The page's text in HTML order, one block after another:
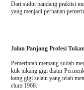
Dari sudut pandang praktisi
yang menjadi perhatian
Jalan Panjang Profesi
Pemerintah memang sudah
ktik tukang gigi diatur
kang gigi selain yang telah
elum 1968.